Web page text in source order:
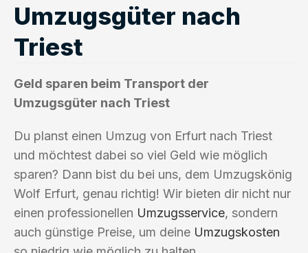
Umzugsgüter nach
Triest
Geld sparen beim Transport der
Umzugsgüter nach Triest
Du planst einen Umzug von Erfurt nach Triest
und möchtest dabei so viel Geld wie möglich
sparen? Dann bist du bei uns, dem Umzugskönig
Wolf Erfurt, genau richtig! Wir bieten dir nicht nur
einen professionellen Umzugsservice, sondern
auch günstige Preise, um deine Umzugskosten